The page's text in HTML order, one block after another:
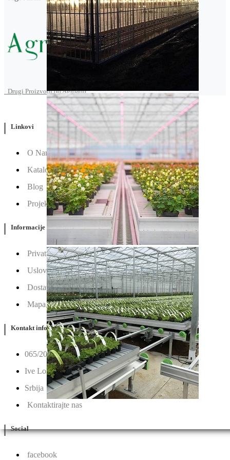
Drugi Proizvodi od Agroarm
Linkovi
O Nama
Katalozi
Blog
Projektovanje / Izgradnja
Informacije
Privatnost & Kolačići
Uslovi Korišćenja
Dostava & Povraćaj
Mapa
Kontakt info
065/202-52-02
Ive Lole Ribara 65, 22406 Irig
Srbija
Kontaktirajte nas
Social
facebook